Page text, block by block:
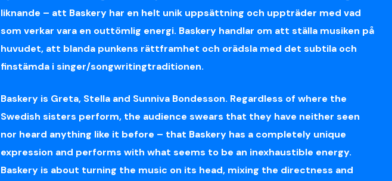
liknande – att Baskery har en helt unik uppsättning och uppträder med vad
som verkar vara en outtömlig energi. Baskery handlar om att ställa musiken på
huvudet, att blanda punkens rättframhet och orädsla med det subtila och
finstämda i singer/songwritingtraditionen.
Baskery is Greta, Stella and Sunniva Bondesson. Regardless of where the
Swedish sisters perform, the audience swears that they have neither seen
nor heard anything like it before – that Baskery has a completely unique
expression and performs with what seems to be an inexhaustible energy.
Baskery is about turning the music on its head, mixing the directness and